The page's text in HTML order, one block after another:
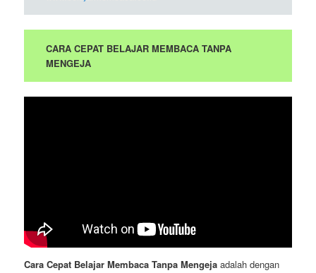
CARA CEPAT BELAJAR MEMBACA TANPA
MENGEJA
Cara Cepat Belajar Membaca Tanpa Mengeja adalah dengan